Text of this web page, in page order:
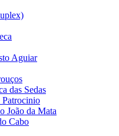
Aguiar
das Sedas
João da Mata
Cabo